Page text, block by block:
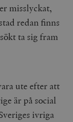
misslyckat,
redan finns
ta sig fram
ute efter att
är på social
ivriga